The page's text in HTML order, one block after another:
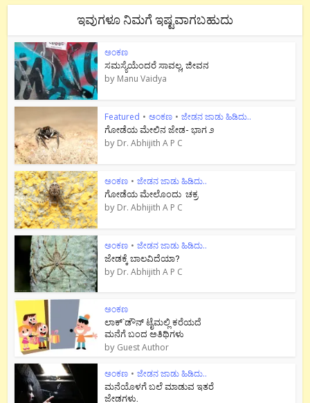
ಇವುಗಳೂ ನಿಮಗೆ ಇಷ್ಟವಾಗಬಹುದು
ಅಂಕಣ
ಸಮಸ್ಯೆಯೆಂದರೆ ಸಾವಲ್ಲ, ಜೀವನ
by Manu Vaidya
Featured • ಅಂಕಣ • ಜೇಡನ ಜಾಡು ಹಿಡಿದು..
ಗೋಡೆಯ ಮೇಲಿನ ಜೇಡ- ಭಾಗ ೨
by Dr. Abhijith A P C
ಅಂಕಣ • ಜೇಡನ ಜಾಡು ಹಿಡಿದು..
ಗೋಡೆಯ ಮೇಲೊಂದು ಚಕ್ರ
by Dr. Abhijith A P C
ಅಂಕಣ • ಜೇಡನ ಜಾಡು ಹಿಡಿದು..
ಜೇಡಕ್ಕೆ ಬಾಲವಿದೆಯಾ?
by Dr. Abhijith A P C
ಅಂಕಣ
ಲಾಕ್`ಡೌನ್ ಟೈಮಲ್ಲಿ ಕರೆಯದೆ
ಮನೆಗೆ ಬಂದ ಅತಿಥಿಗಳು
by Guest Author
ಅಂಕಣ • ಜೇಡನ ಜಾಡು ಹಿಡಿದು..
ಮನೆಯೊಳಗೆ ಬಲೆ ಮಾಡುವ ಇತರೆ
ಜೇಡಗಳು.